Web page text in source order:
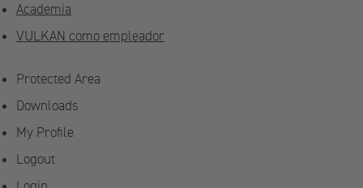
Academia
VULKAN como empleador
Protected Area
Downloads
My Profile
Logout